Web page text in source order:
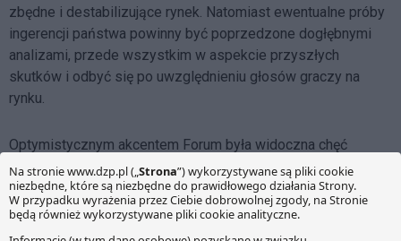
zbędne i destabilizujące rynek. Natomiast ewentualne próby
ingerencji państwa powinny być poprzedzone dogłębnymi
analizami, przede wszystkim w aspekcie przyszłych
skutków i odbyć się po uwzględnieniu głosów graczy na
rynku.
Optymistycznym akcentem Forum była widoczna chęć
rozmów graczy na rynku zarówno z przedstawicielami
Państwa, jak i między sobą w drodze konsolidacji, która
może pomóc małym przedsiębiorcom w zbudowaniu